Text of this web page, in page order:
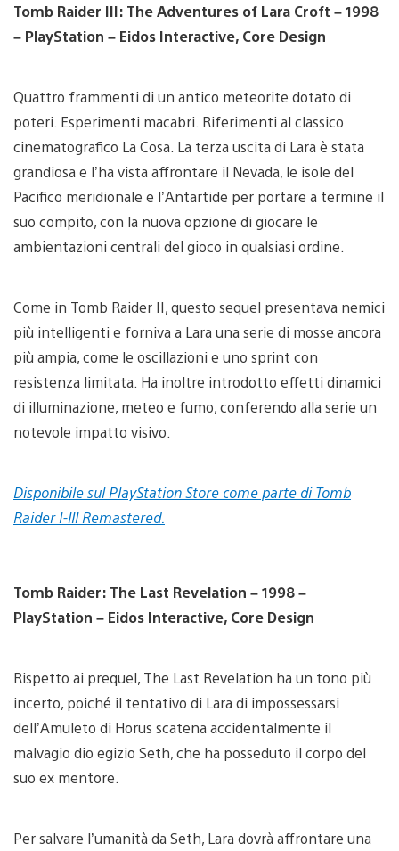
Tomb Raider III: The Adventures of Lara Croft – 1998
– PlayStation – Eidos Interactive, Core Design
Quattro frammenti di un antico meteorite dotato di
poteri. Esperimenti macabri. Riferimenti al classico
cinematografico La Cosa. La terza uscita di Lara è stata
grandiosa e l’ha vista affrontare il Nevada, le isole del
Pacifico meridionale e l’Antartide per portare a termine il
suo compito, con la nuova opzione di giocare le
ambientazioni centrali del gioco in qualsiasi ordine.
Come in Tomb Raider II, questo sequel presentava nemici
più intelligenti e forniva a Lara una serie di mosse ancora
più ampia, come le oscillazioni e uno sprint con
resistenza limitata. Ha inoltre introdotto effetti dinamici
di illuminazione, meteo e fumo, conferendo alla serie un
notevole impatto visivo.
Disponibile sul PlayStation Store come parte di Tomb
Raider I-III Remastered.
Tomb Raider: The Last Revelation – 1998 –
PlayStation – Eidos Interactive, Core Design
Rispetto ai prequel, The Last Revelation ha un tono più
incerto, poiché il tentativo di Lara di impossessarsi
dell’Amuleto di Horus scatena accidentalmente il
malvagio dio egizio Seth, che ha posseduto il corpo del
suo ex mentore.
Per salvare l’umanità da Seth, Lara dovrà affrontare una